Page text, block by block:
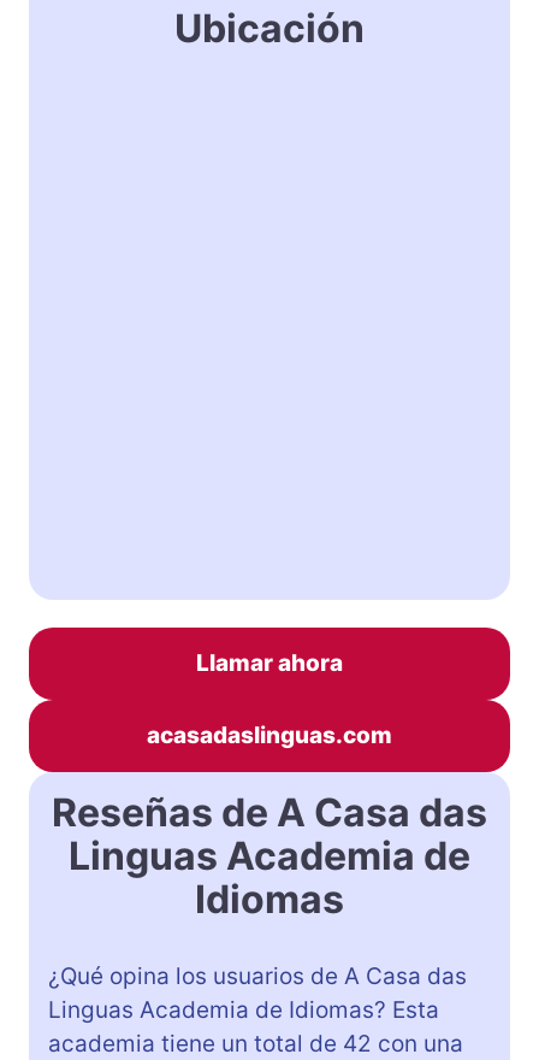
Ubicación
Llamar ahora
acasadaslinguas.com
Reseñas de A Casa das
Linguas Academia de
Idiomas
¿Qué opina los usuarios de A Casa das
Linguas Academia de Idiomas? Esta
academia tiene un total de 42 con una